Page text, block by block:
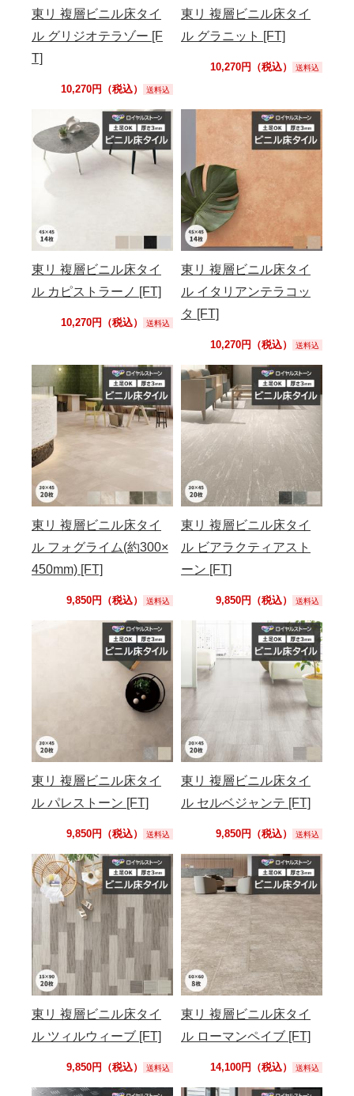
東リ 複層ビニル床タイ
ル グリジオテラゾー [F
T]
10,270円（税込） 送料込
東リ 複層ビニル床タイ
ル グラニット [FT]
10,270円（税込） 送料込
東リ 複層ビニル床タイ
ル カピストラーノ [FT]
10,270円（税込） 送料込
東リ 複層ビニル床タイ
ル イタリアンテラコッ
タ [FT]
10,270円（税込） 送料込
東リ 複層ビニル床タイ
ル フォグライム(約300×
450mm) [FT]
9,850円（税込） 送料込
東リ 複層ビニル床タイ
ル ビアラクティアスト
ーン [FT]
9,850円（税込） 送料込
東リ 複層ビニル床タイ
ル パレストーン [FT]
9,850円（税込） 送料込
東リ 複層ビニル床タイ
ル セルベジャンテ [FT]
9,850円（税込） 送料込
東リ 複層ビニル床タイ
ル ツィルウィーブ [FT]
9,850円（税込） 送料込
東リ 複層ビニル床タイ
ル ローマンペイブ [FT]
14,100円（税込） 送料込